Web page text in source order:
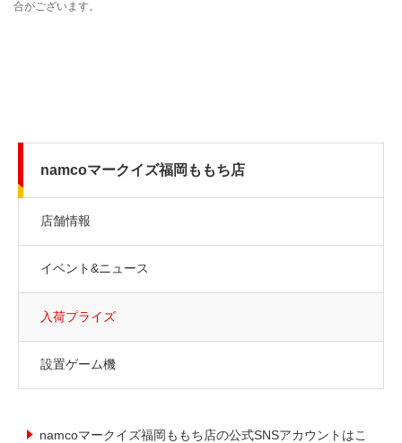
namcoマークイズ福岡ももち店
店舗情報
イベント&ニュース
入荷プライズ
設置ゲーム機
namcoマークイズ福岡ももち店の公式SNSアカウントはこ